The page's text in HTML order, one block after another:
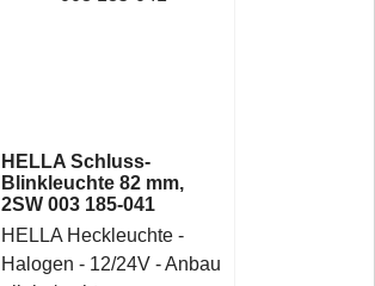
HELLA Schluss-
Blinkleuchte 82 mm,
2SW 003 185-041
HELLA Heckleuchte -
Halogen - 12/24V - Anbau